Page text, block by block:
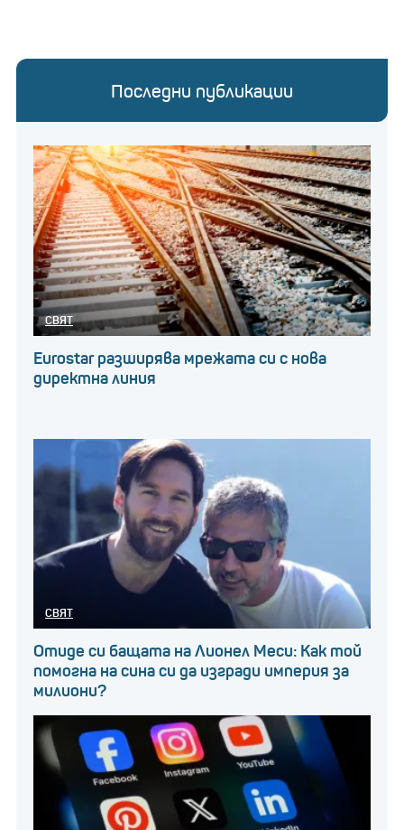
Последни публикации
СВЯТ
Eurostar разширява мрежата си с нова
директна линия
СВЯТ
Отиде си бащата на Лионел Меси: Как той
помогна на сина си да изгради империя за
милиони?